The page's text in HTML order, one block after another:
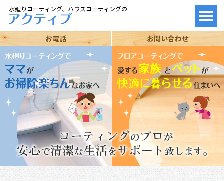
水廻りコーティング、ハウスコーティングの
お電話 お問い合わせ